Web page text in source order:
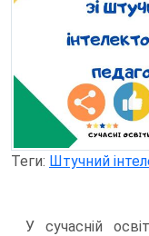
Теги: Штучний
У сучасній